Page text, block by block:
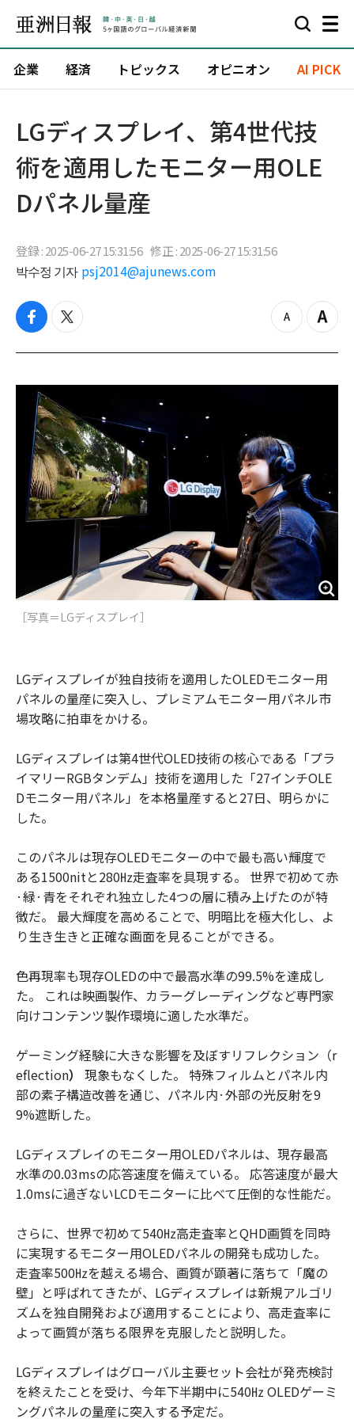
企業 経済 トピックス オピニオン AI PICK
LGディスプレイ、第4世代技
術を適用したモニター用OLE
Dパネル量産
登録 : 2025-06-27 15:31:56 修正 : 2025-06-27 15:31:56
박수정 기자 psj2014@ajunews.com
f
c
b
o
o
k
t
i
t
r
z
o
o
Z
o
i
［写真＝LGディスプレイ］
LGディスプレイが独自技術を適用したOLEDモニター用
パネルの量産に突入し、プレミアムモニター用パネル市
場攻略に拍車をかける。
LGディスプレイは第4世代OLED技術の核心である「プラ
イマリーRGBタンデム」技術を適用した「27インチOLE
Dモニター用パネル」を本格量産すると27日、明らかに
した。
このパネルは現存OLEDモニターの中で最も高い輝度で
ある1500nitと280㎐走査率を具現する。 世界で初めて赤
·緑·青をそれぞれ独立した4つの層に積み上げたのが特
徴だ。 最大輝度を高めることで、明暗比を極大化し、よ
り生き生きと正確な画面を見ることができる。
色再現率も現存OLEDの中で最高水準の99.5%を達成し
た。 これは映画製作、カラーグレーディングなど専門家
向けコンテンツ製作環境に適した水準だ。
ゲーミング経験に大きな影響を及ぼすリフレクション（r
eflection）
現象もなくした。 特殊フィルムとパネル内
部の素子構造改善を通じ、パネル内·外部の光反射を9
9%遮断した。
LGディスプレイのモニター用OLEDパネルは、現存最高
水準の0.03msの応答速度を備えている。 応答速度が最大
1.0msに過ぎないLCDモニターに比べて圧倒的な性能だ。
さらに、世界で初めて540㎐高走査率とQHD画質を同時
に実現するモニター用OLEDパネルの開発も成功した。
走査率500㎐を越える場合、画質が顕著に落ちて「魔の
壁」と呼ばれてきたが、LGディスプレイは新規アルゴリ
ズムを独自開発および適用することにより、高走査率に
よって画質が落ちる限界を克服したと説明した。
LGディスプレイはグローバル主要セット会社が発売検討
を終えたことを受け、今年下半期中に540㎐ OLEDゲーミ
ングパネルの量産に突入する予定だ。